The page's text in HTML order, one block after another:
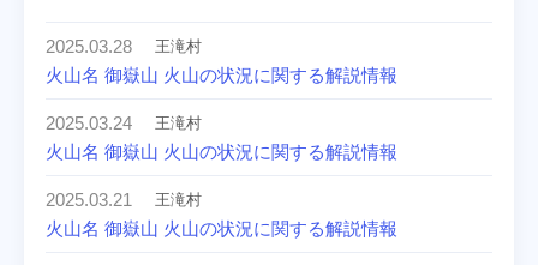
王滝村
2025.03.28
火山名 御嶽山 火山の状況に関する解説情報
王滝村
2025.03.24
火山名 御嶽山 火山の状況に関する解説情報
王滝村
2025.03.21
火山名 御嶽山 火山の状況に関する解説情報